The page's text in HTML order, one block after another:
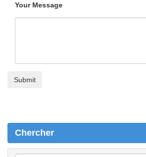
Your Message
Chercher